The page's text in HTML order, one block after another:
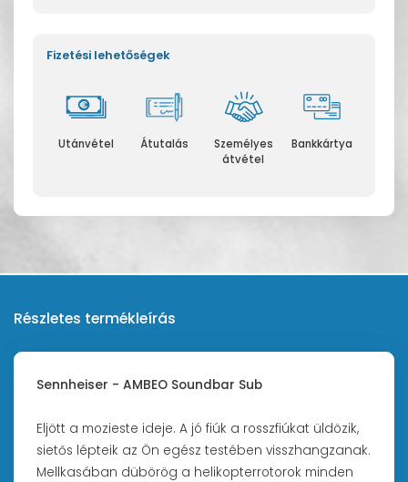
Fizetési lehetőségek
Utánvétel Átutalás
Személyes
átvétel
Bankkártya
Részletes termékleírás
Sennheiser - AMBEO Soundbar Sub
Eljött a mozieste ideje. A jó fiúk a rosszfiúkat üldözik,
sietős lépteik az Ön egész testében visszhangzanak.
Mellkasában dübörög a helikopterrotorok minden